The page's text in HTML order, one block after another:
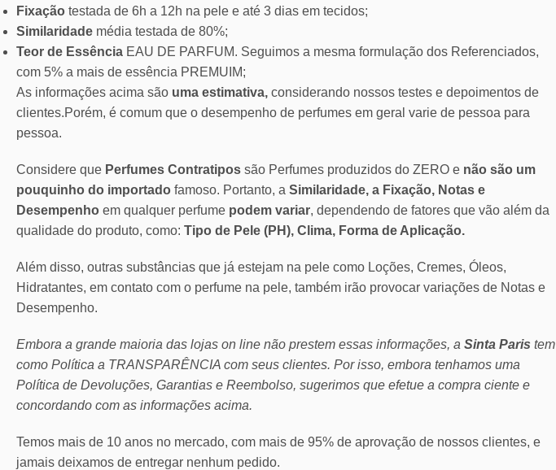
Fixação testada de 6h a 12h na pele e até 3 dias em tecidos;
Similaridade média testada de 80%;
Teor de Essência EAU DE PARFUM. Seguimos a mesma formulação dos Referenciados,
com 5% a mais de essência PREMUIM;
As informações acima são uma estimativa, considerando nossos testes e depoimentos de
clientes.Porém, é comum que o desempenho de perfumes em geral varie de pessoa para
pessoa.
Considere que Perfumes Contratipos são Perfumes produzidos do ZERO e não são um
pouquinho do importado famoso. Portanto, a Similaridade, a Fixação, Notas e
Desempenho em qualquer perfume podem variar, dependendo de fatores que vão além da
qualidade do produto, como: Tipo de Pele (PH), Clima, Forma de Aplicação.
Além disso, outras substâncias que já estejam na pele como Loções, Cremes, Óleos,
Hidratantes, em contato com o perfume na pele, também irão provocar variações de Notas e
Desempenho.
Embora a grande maioria das lojas on line não prestem essas informações, a Sinta Paris tem
como Política a TRANSPARÊNCIA com seus clientes. Por isso, embora tenhamos uma
Política de Devoluções, Garantias e Reembolso, sugerimos que efetue a compra ciente e
concordando com as informações acima.
Temos mais de 10 anos no mercado, com mais de 95% de aprovação de nossos clientes, e
jamais deixamos de entregar nenhum pedido.